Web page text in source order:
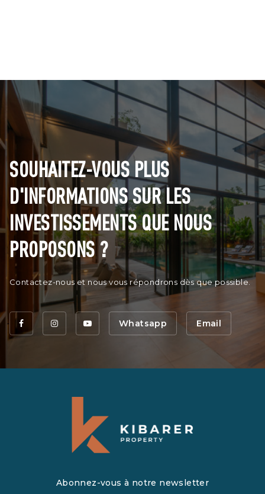
SOUHAITEZ-VOUS PLUS
D'INFORMATIONS SUR LES
INVESTISSEMENTS QUE NOUS
PROPOSONS ?
Contactez-nous et nous vous répondrons dès que possible.
Whatsapp Email
Abonnez-vous à notre newsletter